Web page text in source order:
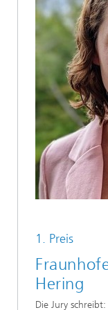
1. Preis
Hering
Die Jury